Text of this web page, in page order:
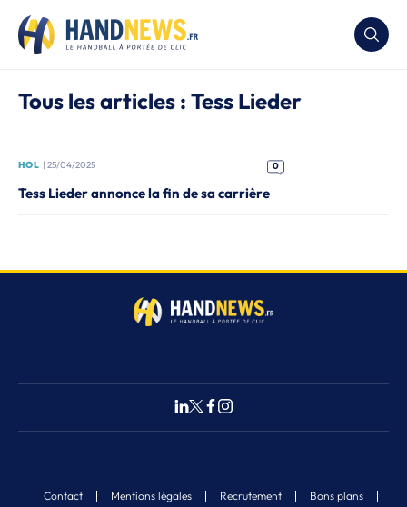
Tous les articles : Tess Lieder
HOL | 25/04/2025 0
Tess Lieder annonce la fin de sa carrière
Contact Mentions légales Recrutement
Bons plans